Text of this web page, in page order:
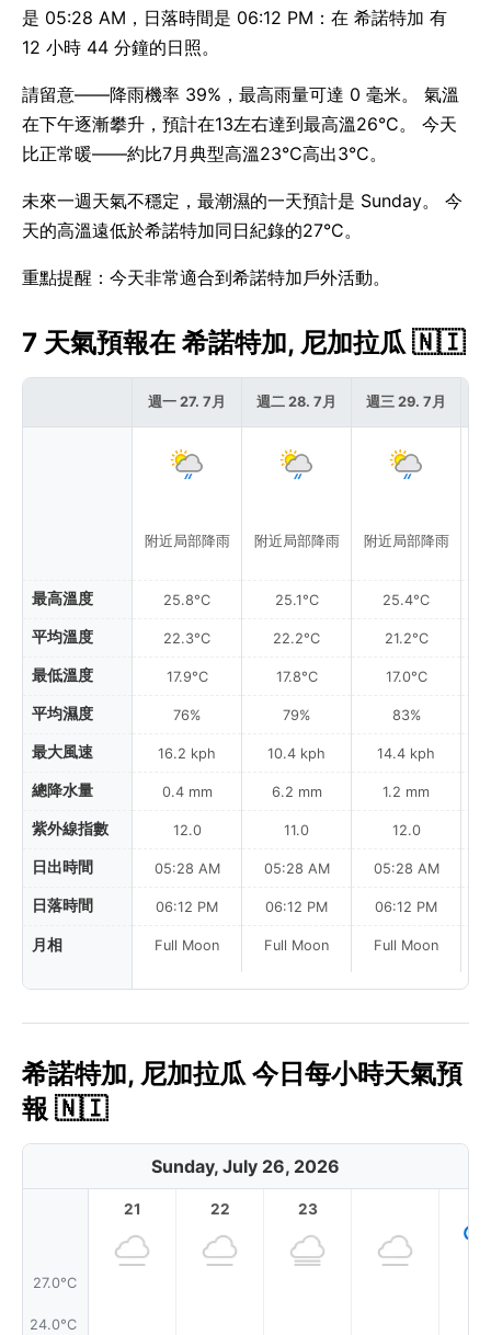
是 05:28 AM，日落時間是 06:12 PM：在 希諾特加 有
12 小時 44 分鐘的日照。
請留意——降雨機率 39%，最高雨量可達 0 毫米。 氣溫
在下午逐漸攀升，預計在13左右達到最高溫26°C。 今天
比正常暖——約比7月典型高溫23°C高出3°C。
未來一週天氣不穩定，最潮濕的一天預計是 Sunday。 今
天的高溫遠低於希諾特加同日紀錄的27°C。
重點提醒：今天非常適合到希諾特加戶外活動。
7 天氣預報在 希諾特加, 尼加拉瓜 🇳🇮
最高溫度
平均溫度
最低溫度
平均濕度
最大風速
總降水量
紫外線指數
日出時間
日落時間
月相
週一 27. 7月
附近局部降雨
25.8°C
22.3°C
17.9°C
76%
16.2 kph
0.4 mm
12.0
05:28 AM
06:12 PM
Full Moon
週二 28. 7月
附近局部降雨
25.1°C
22.2°C
17.8°C
79%
10.4 kph
6.2 mm
11.0
05:28 AM
06:12 PM
Full Moon
週三 29. 7月
附近局部降雨
25.4°C
21.2°C
17.0°C
83%
14.4 kph
1.2 mm
12.0
05:28 AM
06:12 PM
Full Moon
希諾特加, 尼加拉瓜 今日每小時天氣預
報 🇳🇮
Sunday, July 26, 2026
27.0°C
24.0°C
21 22 23